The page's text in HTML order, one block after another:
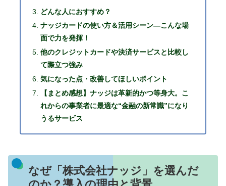
どんな人におすすめ？
ナッジカードの使い方＆活用シーン―こんな場
面で力を発揮！
他のクレジットカードや決済サービスと比較し
て際立つ強み
気になった点・改善してほしいポイント
【まとめ感想】ナッジは革新的かつ等身大。こ
れからの事業者に最適な“金融の新常識”になり
うるサービス
なぜ「株式会社ナッジ」を選んだ